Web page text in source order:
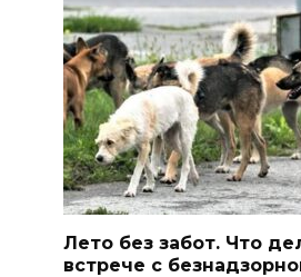
Лето без забот. Что
встрече с